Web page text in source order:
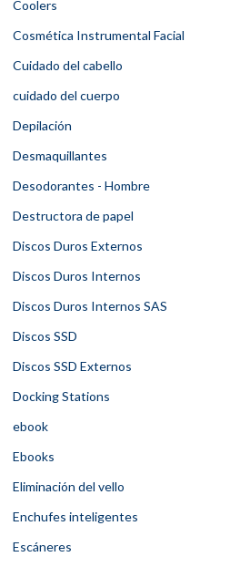
Coolers
Cosmética Instrumental Facial
Cuidado del cabello
cuidado del cuerpo
Depilación
Desmaquillantes
Desodorantes - Hombre
Destructora de papel
Discos Duros Externos
Discos Duros Internos
Discos Duros Internos SAS
Discos SSD
Discos SSD Externos
Docking Stations
ebook
Ebooks
Eliminación del vello
Enchufes inteligentes
Escáneres